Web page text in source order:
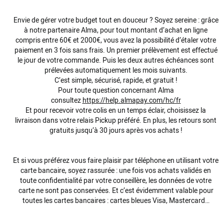
Envie de gérer votre budget tout en douceur ? Soyez sereine : grâce
à notre partenaire Alma, pour tout montant d’achat en ligne
compris entre 60€ et 2000€, vous avez la possibilité d’étaler votre
paiement en 3 fois sans frais. Un premier prélèvement est effectué
le jour de votre commande. Puis les deux autres échéances sont
prélevées automatiquement les mois suivants.
C’est simple,sécurisé, rapide, et gratuit !
Pour toute question concernant Alma
consultez https://help.almapay.com/hc/fr
Et pour recevoir votre colis en un temps éclair, choisissez la
livraison dans votre relais Pickup préféré. En plus, les retours sont
gratuits jusqu’à 30 jours après vos achats !
Et si vous préférez vous faire plaisir par téléphone en utilisant votre
carte bancaire, soyez rassurée : une fois vos achats validés en
toute confidentialité par votre conseillère, les données de votre
carte ne sont pas conservées. Et c’est évidemment valable pour
toutes les cartes bancaires :cartes bleuesVisa, Mastercard…